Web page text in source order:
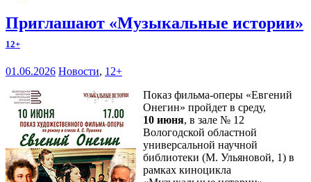
Приглашают «Музыкальные истории»
12+
01.06.2026 Новости, 12+
Показ фильма-оперы «Евгений
Онегин» пройдет в среду,
10 июня, в зале № 12
Вологодской областной
универсальной научной
библиотеки (М. Ульяновой, 1) в
рамках киноцикла